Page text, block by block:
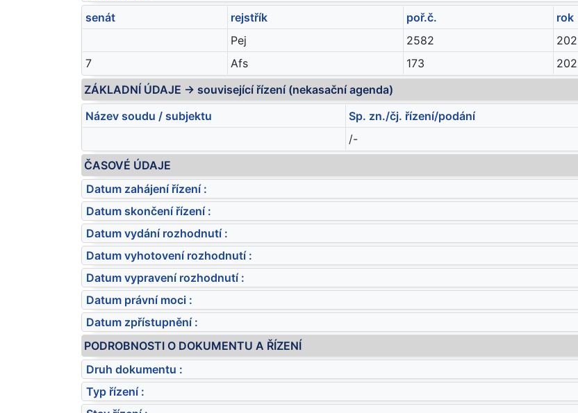
senát
rejstřík poř.č. rok
Pej
2582
7
Afs 173
ZÁKLADNÍ ÚDAJE -> související řízení (nekasační agenda)
Název soudu / subjektu
Sp. zn./čj. řízení/podání
/-
ČASOVÉ ÚDAJE
Datum zahájení řízení :
Datum skončení řízení :
Datum vydání rozhodnutí :
Datum vyhotovení rozhodnutí :
Datum vypravení rozhodnutí :
Datum právní moci :
Datum zpřístupnění :
PODROBNOSTI O DOKUMENTU A ŘÍZENÍ
Druh dokumentu :
Typ řízení :